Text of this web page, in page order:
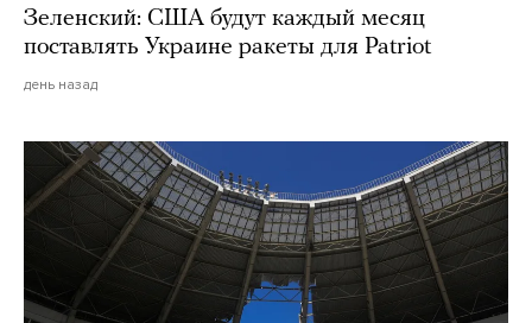
Зеленский: США будут каждый месяц
поставлять Украине ракеты для Patriot
день назад